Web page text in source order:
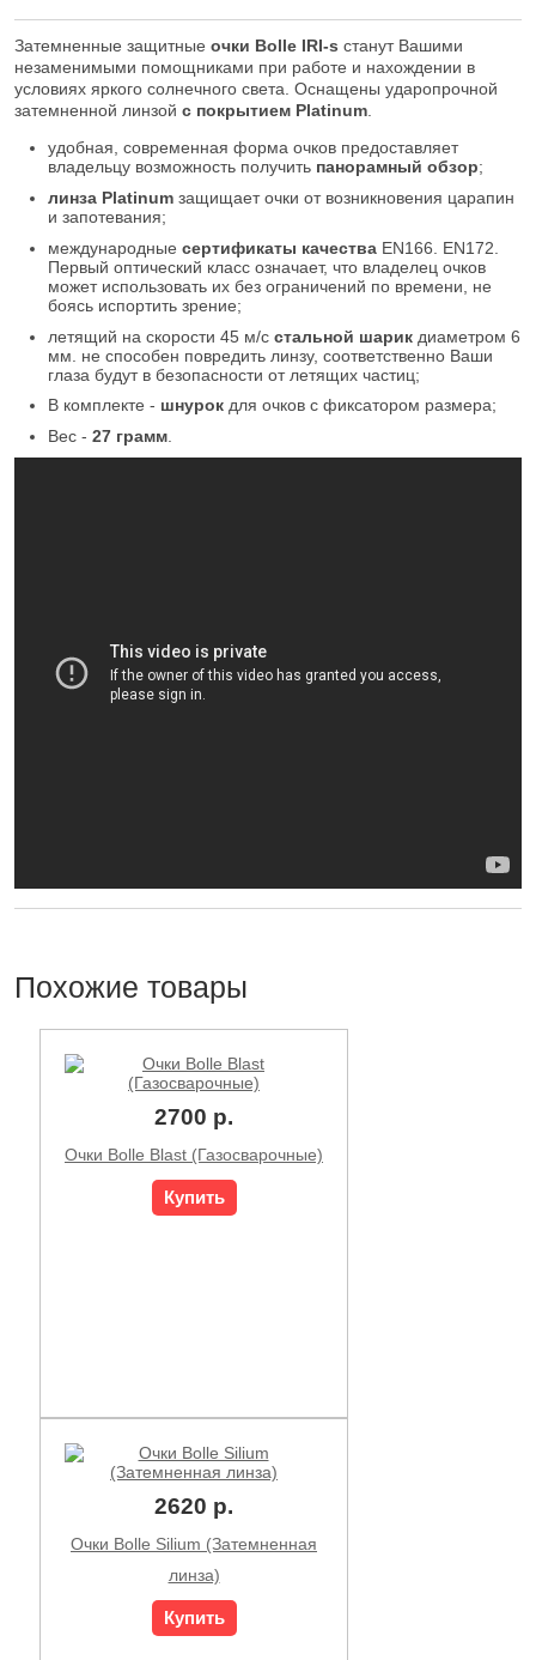
Затемненные защитные очки Bolle IRI-s станут Вашими
незаменимыми помощниками при работе и нахождении в
условиях яркого солнечного света. Оснащены ударопрочной
затемненной линзой с покрытием Platinum.
удобная, современная форма очков предоставляет
владельцу возможность получить панорамный обзор;
линза Platinum защищает очки от возникновения царапин
и запотевания;
международные сертификаты качества EN166. EN172.
Первый оптический класс означает, что владелец очков
может использовать их без ограничений по времени, не
боясь испортить зрение;
летящий на скорости 45 м/с стальной шарик диаметром 6
мм. не способен повредить линзу, соответственно Ваши
глаза будут в безопасности от летящих частиц;
В комплекте - шнурок для очков с фиксатором размера;
Вес - 27 грамм.
Похожие товары
2700 р.
Очки Bolle Blast (Газосварочные)
Купить
2620 р.
Очки Bolle Silium (Затемненная
линза)
Купить